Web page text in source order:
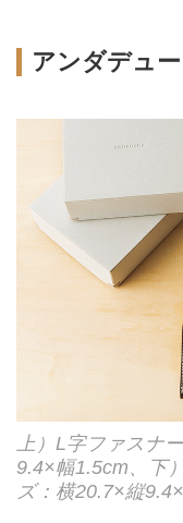
アンダデュ
上）L字ファスナ
9.4×幅1.5cm、下
ズ：横20.7×縦